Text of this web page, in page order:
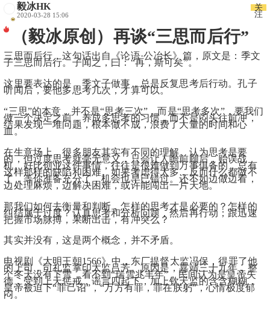
毅冰HK
2020-03-28 15:06
关
注
（毅冰原创）再谈“三思而后行”
三思而后行，这句话出自《论语·公冶长》篇，原文是：季文
子三思而后行。子闻之，曰：“再，斯可矣”。
这里要表达的是，季文子做事，总是反复思考后行动。孔子
听闻后，要他多思考几次，才算可以。
“三思”的本意，并不是“思考三次”，而是“思考多次”，要我们
做一个决定之前，养成多思考的习惯，而不是闷头往前冲，
结果发现一堆问题，根本做不成，浪费了大量的时间和心
血。
在生意场上，很多朋友其实有不同的理解。认为思考是要
的，但过度思考就毫无意义，只会让人瞻前顾后，贻误战
机。好比创业这件事情，往往是很难做到万事俱备的，总有
这样那样的缺陷和困难。如果考虑得太多，反而什么都做不
了，等你准备充分了，机会也早已错过。还不如边做边看，
边处理麻烦，边解决困难，或许能闯出一片天地。
那我们如何去衡量和判断，怎样的思考才是必要的？怎样的
纠结属于过度？认真思考和分析问题，然后再行动；跟迅速
把握市场脉搏，果断出击，有冲突么？
其实并没有，这是两个概念，并不矛盾。
电视剧《大明王朝1566》中，东厂提督太监冯保，得罪了他
的上司，司礼监掌印太监吕芳。原因是，嘉靖三十九年，整
个冬天没有下雪，看不到“瑞雪兆丰年”，民间认为是皇帝失
德，受到上天惩戒，谣言四起下，加上钦天监的含含糊糊，
皇帝被迫下“罪己诏”，“万方有罪，罪在朕躬”，心情极度郁
闷。